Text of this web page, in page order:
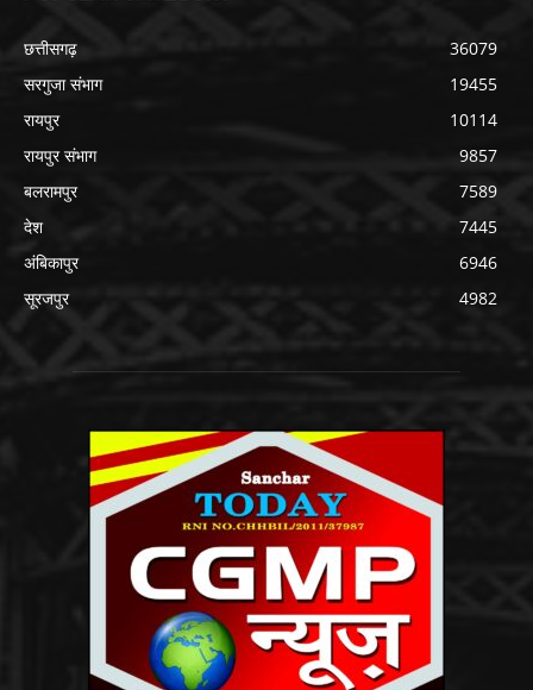
छत्तीसगढ़
36079
सरगुजा संभाग
19455
रायपुर
10114
रायपुर संभाग
9857
बलरामपुर
7589
देश
7445
अंबिकापुर
6946
सूरजपुर
4982